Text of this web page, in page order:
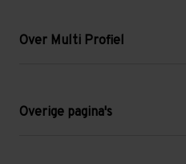
Over Multi Profiel
Blog
Overige pagina's